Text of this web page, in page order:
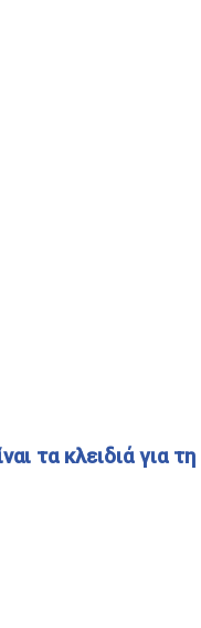
τα κλειδιά για τη